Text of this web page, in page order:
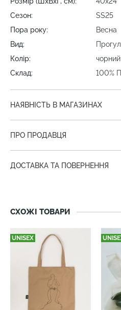
Сезон:
SS25
Пора року:
Весна
Вид:
Колір:
чорний
Склад:
100%
НАЯВНІСТЬ В МАГАЗИНАХ
ПРО ПРОДАВЦЯ
ДОСТАВКА ТА ПОВЕРНЕННЯ
СХОЖІ ТОВАРИ
UNISEX